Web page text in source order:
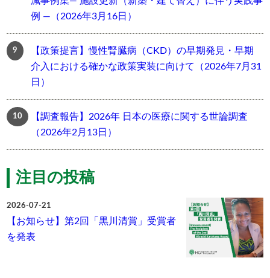
例 ―（2026年3月16日）
【政策提言】慢性腎臓病（CKD）の早期発見・早期
介入における確かな政策実装に向けて（2026年7月31
日）
【調査報告】2026年 日本の医療に関する世論調査
（2026年2月13日）
注目の投稿
2026-07-21
【お知らせ】第2回「黒川清賞」受賞者
を発表